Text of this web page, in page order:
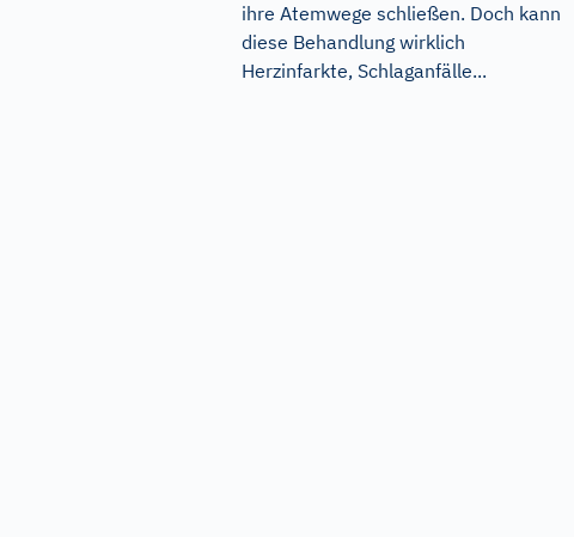
ihre Atemwege schließen. Doch kann
diese Behandlung wirklich
Herzinfarkte, Schlaganfälle...